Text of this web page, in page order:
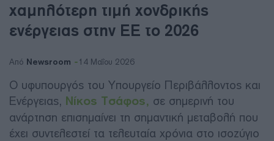
χαμηλότερη τιμή χονδρικής
ενέργειας στην ΕΕ το 2026
Από Newsroom 14 Μαΐου 2026
Ο υφυπουργός του Υπουργείο Περιβάλλοντος και
Ενέργειας, Νίκος Τσάφος, σε σημερινή του
ανάρτηση επισημαίνει τη σημαντική μεταβολή που
έχει συντελεστεί τα τελευταία χρόνια στο ισοζύγιο